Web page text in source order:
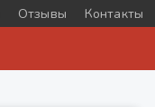
Отзывы Контакты